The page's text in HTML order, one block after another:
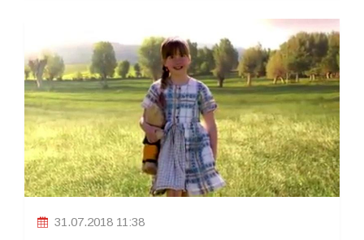
31.07.2018 11:38